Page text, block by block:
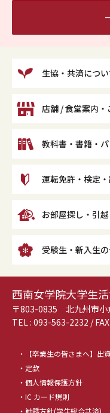
生協・共済につ
店舗 / 食堂案内・
教科書・書籍・
運転免許・検定
お部屋探し・引
受験生・新入生
西南女学院大学生
〒803-0835 北九州市小
TEL : 093-563-2232 /
【卒業生の皆さまへ】出
定款
個人情報保護方針
IC カード規則
勧誘方針(学生総合共済)